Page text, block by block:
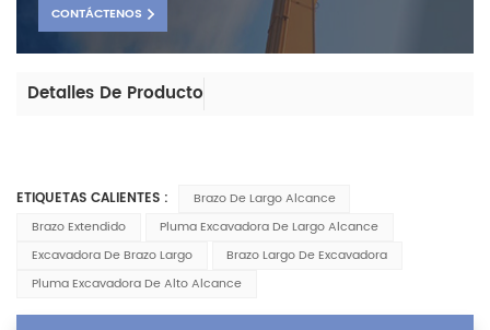
CONTÁCTENOS
Detalles De Producto
ETIQUETAS CALIENTES :
Brazo De Largo Alcance
Brazo Extendido
Pluma Excavadora De Largo Alcance
Excavadora De Brazo Largo
Brazo Largo De Excavadora
Pluma Excavadora De Alto Alcance